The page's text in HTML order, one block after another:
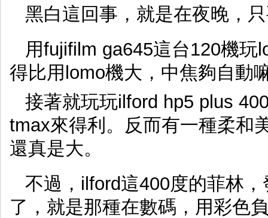
黑白這回事，就是在夜晚，
用fujifilm ga645這台120機
得比用lomo機大，中焦夠自動
接著就玩玩ilford hp5 plus
tmax來得利。反而有一種柔和
還真是大。
不過，ilford這400度的菲林
了，就是那種在數碼，用彩色